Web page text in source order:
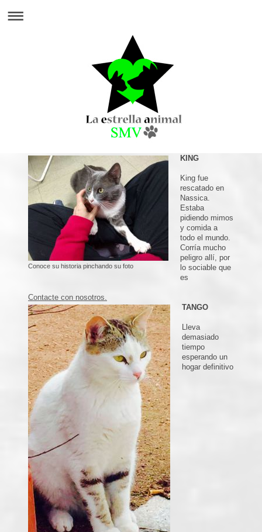
Conoce su historia pinchando su foto
KING
King fue
rescatado en
Nassica.
Estaba
pidiendo mimos
y comida a
todo el mundo.
Corría mucho
peligro allí, por
lo sociable que
es
Contacte con nosotros.
TANGO
Lleva
demasiado
tiempo
esperando un
hogar definitivo